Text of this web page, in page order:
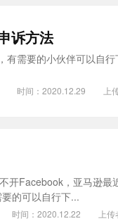
诉方法
需要的小伙伴可以自行
时间：2020.12.29 上
开Facebook，亚马逊
的可以自行下...
时间：2020.12.22 上传